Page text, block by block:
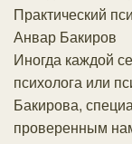
Практический
Анвар Бакиров
Иногда каждой
психолога или
Бакирова,
проверенным